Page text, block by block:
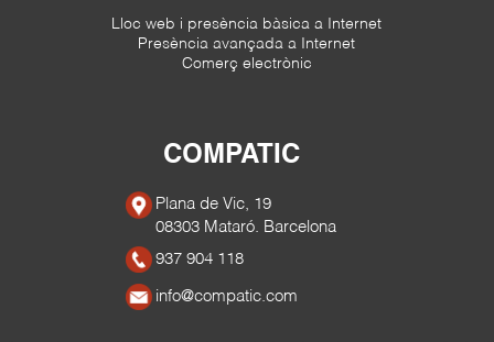
Lloc web i presència bàsica a Internet
Presència avançada a Internet
Comerç electrònic
COMPATIC
Plana de Vic, 19
08303 Mataró. Barcelona
937 904 118
info@compatic.com